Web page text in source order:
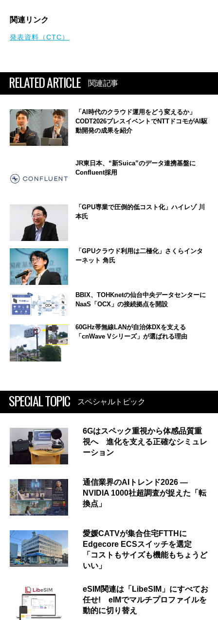
関連リンク
発表資料（CTC）
RELATED ARTICLE 関連記事
「AI時代のクラウド運用をどう変えるか」
CODT2026プレスイベントでNTTドコモがAI駆
動開発の成果を紹介
JR東日本、“新Suica”のデータ連携基盤に
Confluent採用
「GPU専業で圧倒的低コスト化」ハイレゾ 川
本氏
「GPUクラウド利用は二極化」さくらインタ
ーネット 角氏
BBIX、TOHKnetの仙台中央データセンターに
NaaS「OCX」の接続拠点を開設
60GHz帯無線LANが自治体DXを支える
「cnWave Vシリーズ」が選ばれる理由
SPECIAL TOPIC スペシャルトピック
6Gはスペック重視から体感品質重
視へ 進化を支える正確なシミュレ
ーション
通信業界のAIトレンド2026 ―
NVIDIA 1000社超調査が捉えた「転
換点」
愛媛CATVが集合住宅FTTHに
Edgecore ECSスイッチを選定
「コストもサイズも機能もちょうど
いい」
eSIM関連は「LibeSIM」にすべてお
任せ! eIMでマルチプロファイルを
動的に切り替え